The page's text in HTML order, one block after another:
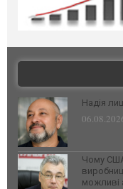
Надія
Чому США
можливі